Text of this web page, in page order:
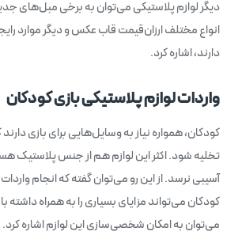
دیگر لوازم پلاستیکی می‌توان به برخی مبل‌های
انواع مختلف ارزان‌قیمت قاب عکس و دیگر موارد
دارند، اشاره کرد.
واردات لوازم پلاستیکی بازی کودکان
کودکان، همواره نیاز به وسایل‌هایی برای بازی
تخلیه شود. اکثر این لوازم هم از جنس پلاستیک
آسیبی نرسد. از این رو می‌توان گفته که انجام واردات
کودکان می‌تواند مزایای بسیاری را به همراه داشته
می‌توان به امکان شخصی‌سازی این لوازم اشاره کرد.